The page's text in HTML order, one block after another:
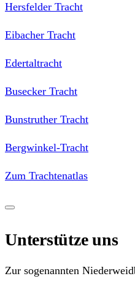
Hersfelder Tracht
Eibacher Tracht
Edertaltracht
Busecker Tracht
Bunstruther Tracht
Bergwinkel-Tracht
Zum Trachtenatlas
Unterstütze uns
Zur sogenannten